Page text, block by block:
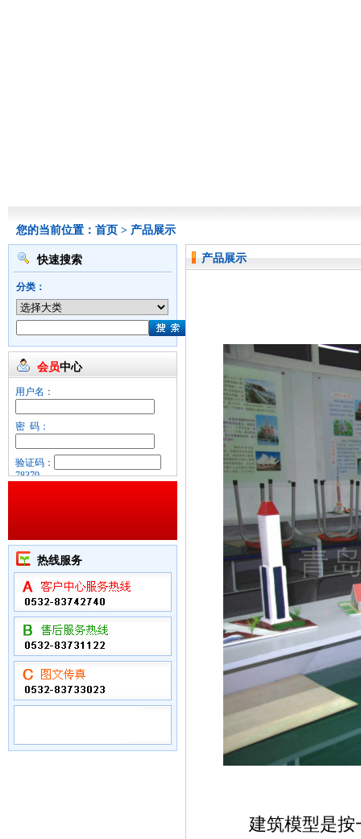
您的当前位置： 首页 > 产品展示
快速搜索
分类：
会员中心
用户名：
密 码：
验证码：
78379
热线服务
产品展示
建筑模型是按一